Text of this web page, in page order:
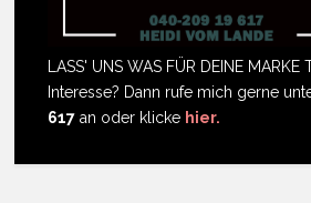
LASS' UNS WAS FÜR DEINE MARKE
Interesse? Dann rufe mich gerne
617 an oder klicke hier.